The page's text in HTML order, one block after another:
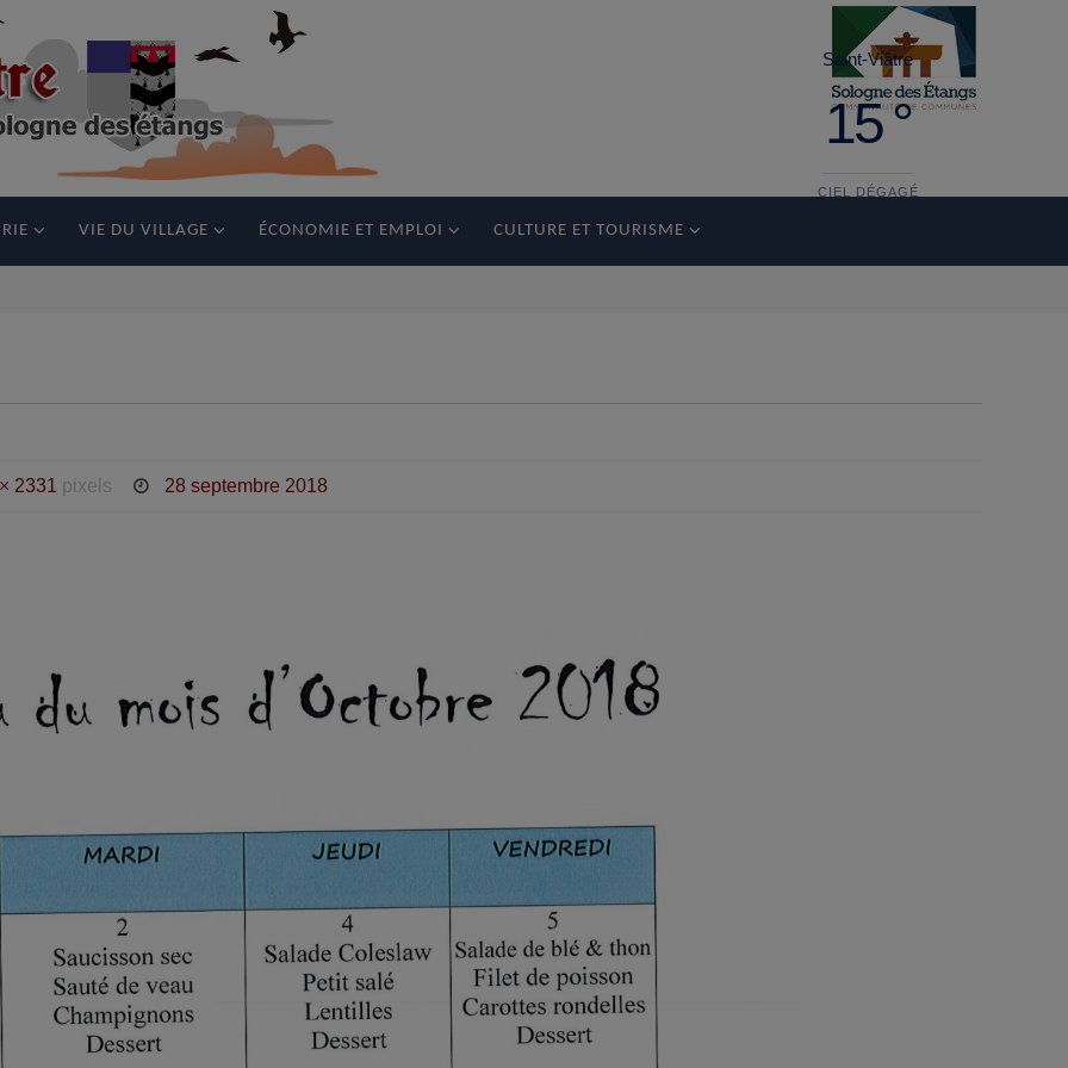
Saint-Viâtre
15 °
CIEL DÉGAGÉ
samedi 34°14 °
VIE DU VILLAGE ÉCONOMIE ET EMPLOI CULTURE ET TOURISME
2331 pixels 28 septembre 2018